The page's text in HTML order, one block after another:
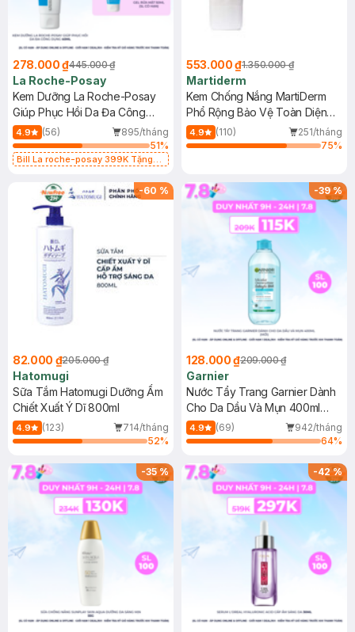
278.000 ₫445.000 ₫
La Roche-Posay
Kem Dưỡng La Roche-Posay
Giúp Phục Hồi Da Đa Công
Dụng 40ml
4.9 (56)
895/tháng
51%
Bill La roche-posay 399K Tặng
(SL có hạn)
553.000 ₫1.350.000 ₫
Martiderm
Kem Chống Nắng MartiDerm
Phổ Rộng Bảo Vệ Toàn Diện
40ml
4.9 (110)
251/tháng
75%
-60 %
82.000 ₫205.000 ₫
Hatomugi
Sữa Tắm Hatomugi Dưỡng Ẩm
Chiết Xuất Ý Dĩ 800ml
4.9 (123)
714/tháng
52%
-39%
128.000 ₫209.000 ₫
Garnier
Nước Tẩy Trang Garnier Dành
Cho Da Dầu Và Mụn 400ml
(Mới)
4.9 (69)
942/tháng
64%
-35% -42%